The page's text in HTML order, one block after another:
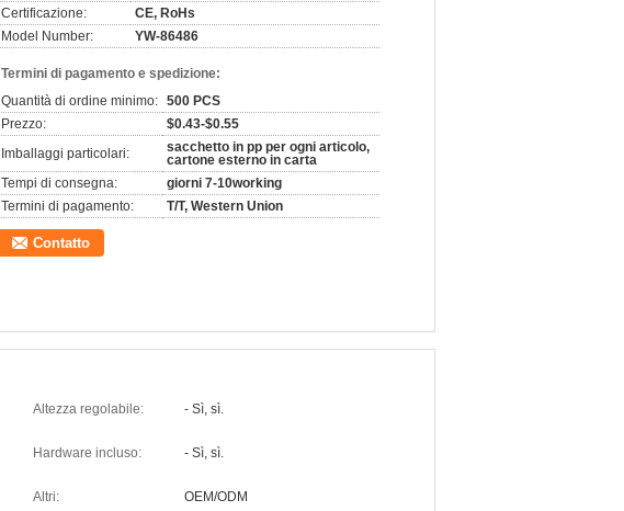
Certificazione:
CE, RoHs
Model Number:
YW-86486
Termini di pagamento e spedizione:
Quantità di ordine minimo: 500 PCS
Prezzo:
$0.43-$0.55
Imballaggi particolari:
sacchetto in pp per ogni articolo,
cartone esterno in carta
Tempi di consegna:
giorni 7-10working
Termini di pagamento:
T/T, Western Union
Contatto
Altezza regolabile: - Sì, sì.
Hardware incluso: - Sì, sì.
Altri: OEM/ODM